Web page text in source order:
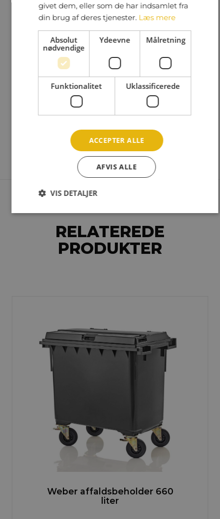
Indendørs affaldshåndtering
Miljøfarligt affald
RELATEREDE
PRODUKTER
Weber affaldsbeholder 660
liter
givet dem, eller som de har indsamlet fra
din brug af deres tjenester. Læs mere
Absolut
nødvendige
Ydeevne Målretning
Funktionalitet Uklassificerede
ACCEPTER ALLE
AFVIS ALLE
VIS DETALJER